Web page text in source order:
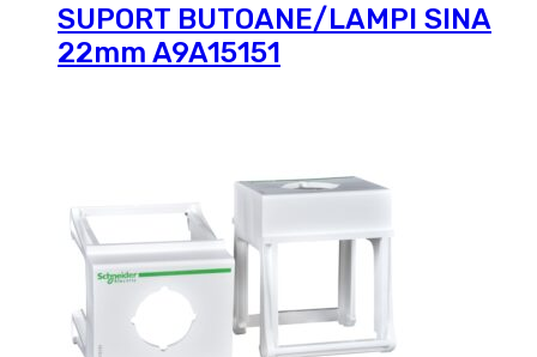
SUPORT BUTOANE/LAMPI SINA
22mm A9A15151